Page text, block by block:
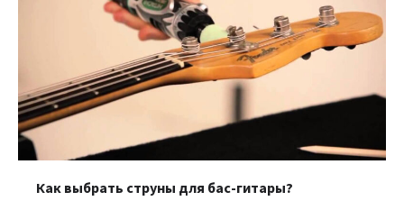
Как выбрать струны для бас-гитары?